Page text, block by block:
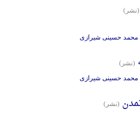
(نشر)
محمد حسینی شیرازی
(نشر)
محمد حسینی شیرازی
(نشر)